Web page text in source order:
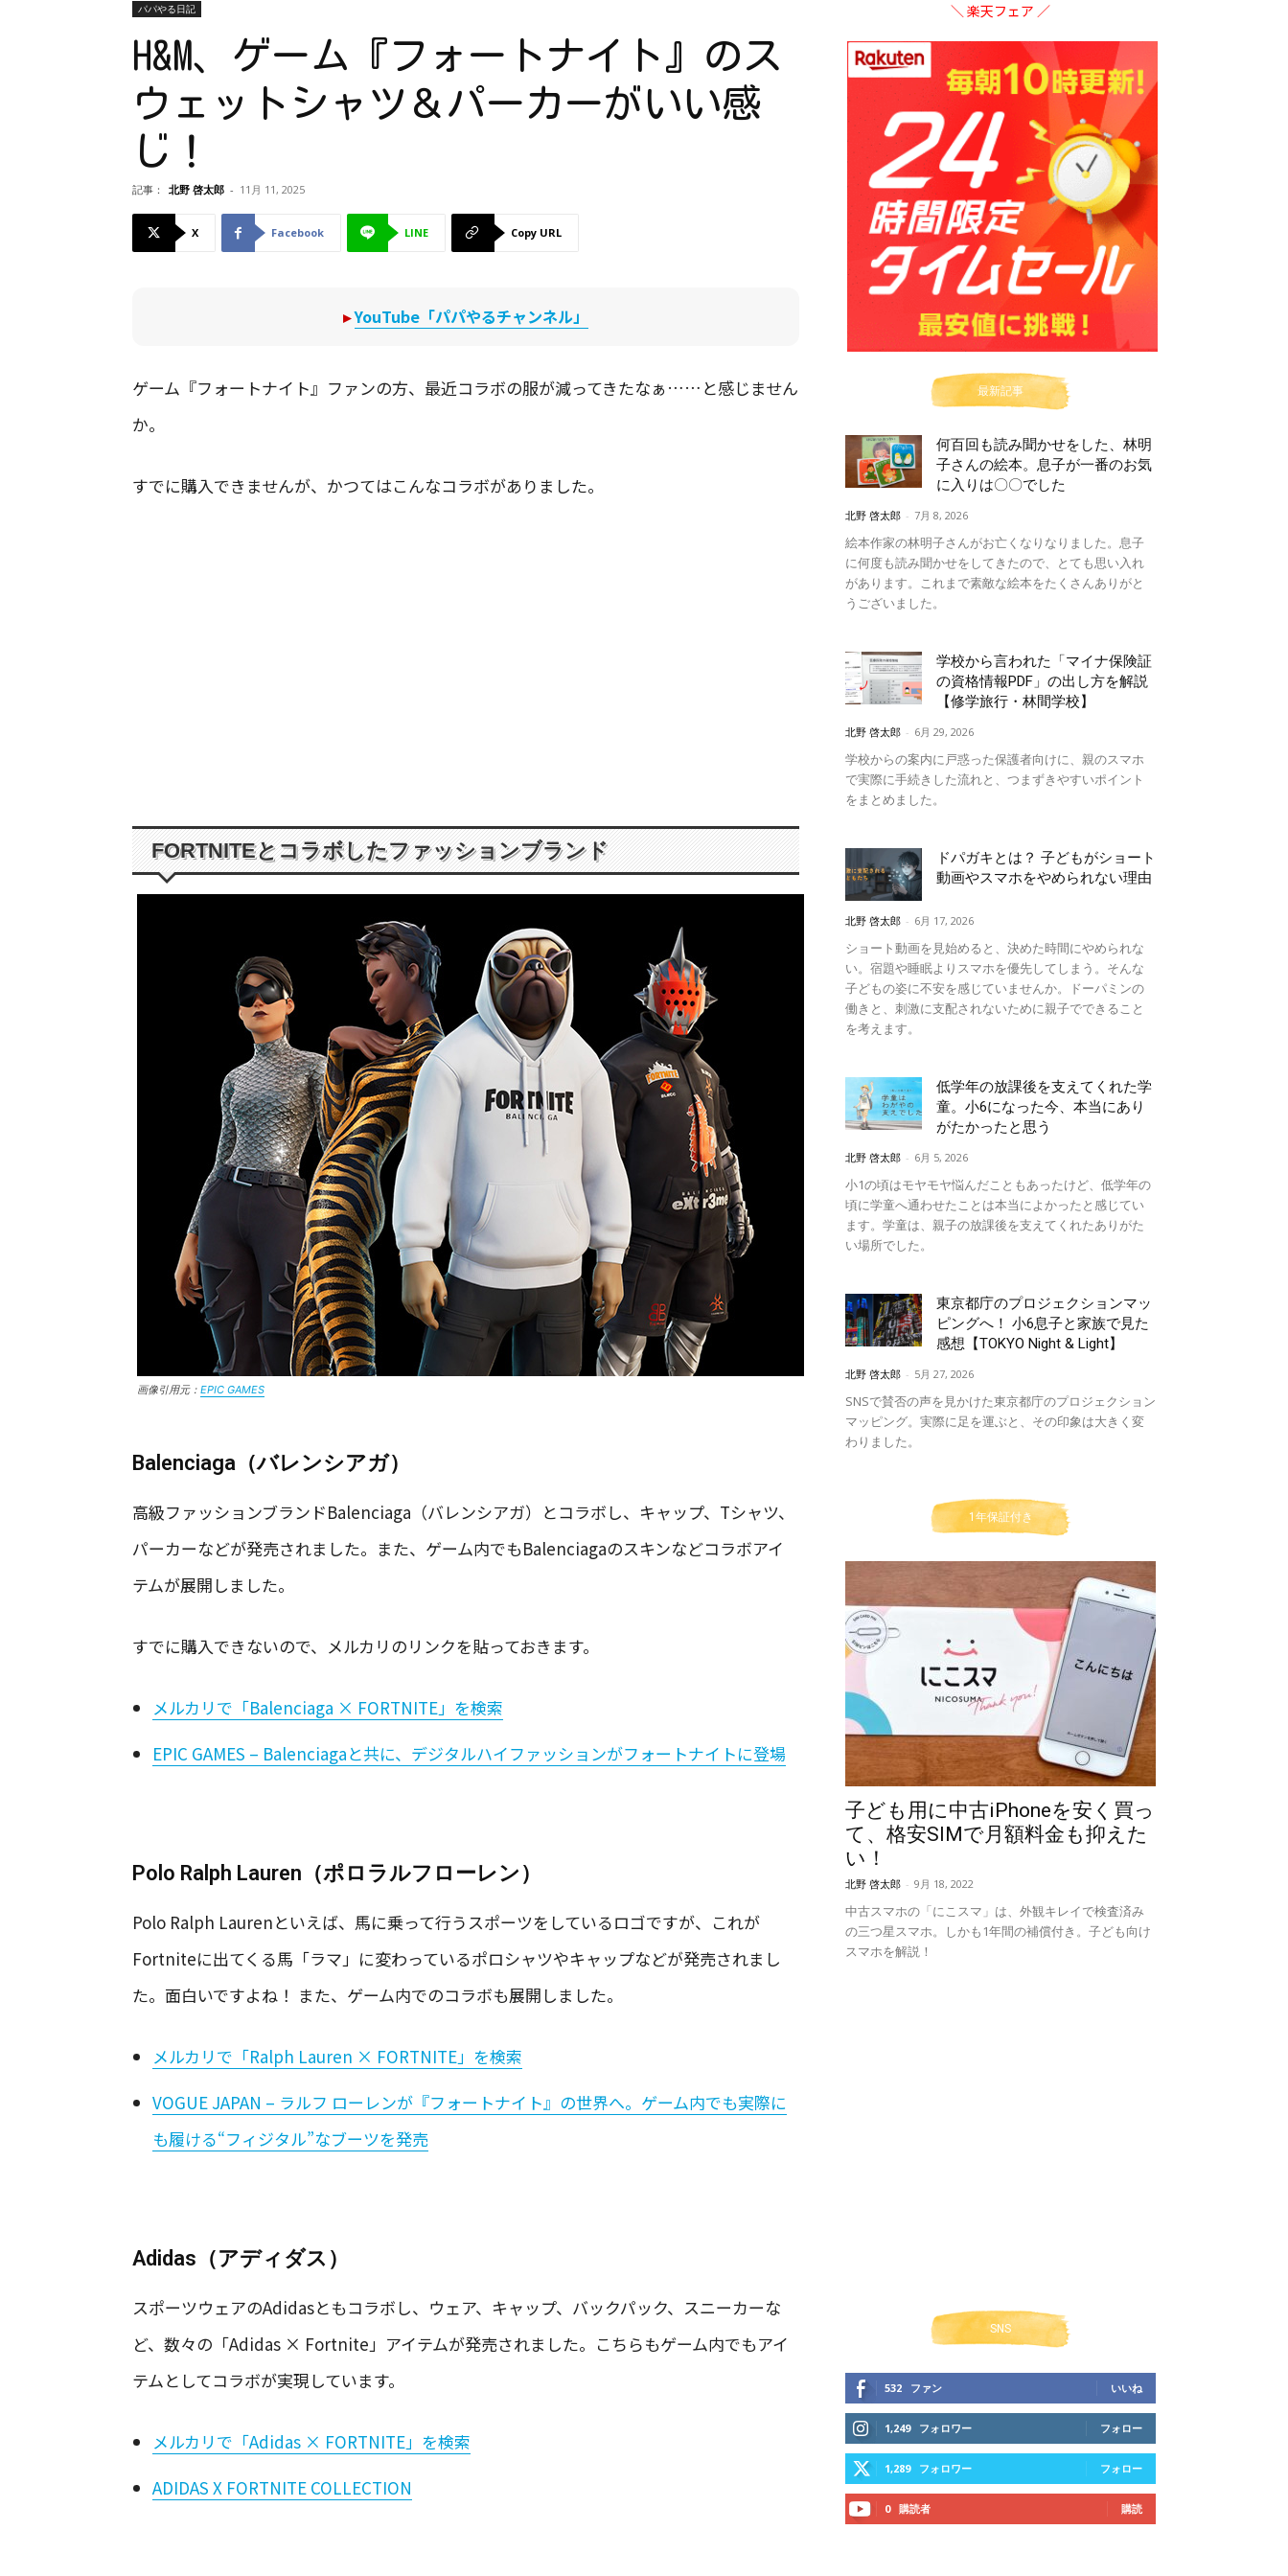
パパやる日記
H&M、ゲーム『フォートナイト』のス
ウェットシャツ＆パーカーがいい感
じ！
記事： 北野 啓太郎 - 11月 11, 2025
X Facebook LINE Copy URL
▸YouTube「パパやるチャンネル」
ゲーム『フォートナイト』ファンの方、最近コラボの服が減ってきたなぁ……と感じません
か。
すでに購入できませんが、かつてはこんなコラボがありました。
FORTNITEとコラボしたファッションブランド
画像引用元： EPIC GAMES
Balenciaga（バレンシアガ）
高級ファッションブランドBalenciaga（バレンシアガ）とコラボし、キャップ、Tシャツ、
パーカーなどが発売されました。また、ゲーム内でもBalenciagaのスキンなどコラボアイ
テムが展開しました。
すでに購入できないので、メルカリのリンクを貼っておきます。
メルカリで「Balenciaga × FORTNITE」を検索
EPIC GAMES – Balenciagaと共に、デジタルハイファッションがフォートナイトに登場
Polo Ralph Lauren（ポロラルフローレン）
Polo Ralph Laurenといえば、馬に乗って行うスポーツをしているロゴですが、これが
Fortniteに出てくる馬「ラマ」に変わっているポロシャツやキャップなどが発売されまし
た。面白いですよね！ また、ゲーム内でのコラボも展開しました。
メルカリで「Ralph Lauren × FORTNITE」を検索
VOGUE JAPAN – ラルフ ローレンが『フォートナイト』の世界へ。ゲーム内でも実際に
も履ける“フィジタル”なブーツを発売
Adidas（アディダス）
スポーツウェアのAdidasともコラボし、ウェア、キャップ、バックパック、スニーカーな
ど、数々の「Adidas × Fortnite」アイテムが発売されました。こちらもゲーム内でもアイ
テムとしてコラボが実現しています。
メルカリで「Adidas × FORTNITE」を検索
ADIDAS X FORTNITE COLLECTION
＼ 楽天フェア ／
最新記事
何百回も読み聞かせをした、林明
子さんの絵本。息子が一番のお気
に入りは〇〇でした
北野 啓太郎 - 7月 8, 2026
絵本作家の林明子さんがお亡くなりなりました。息子
に何度も読み聞かせをしてきたので、とても思い入れ
があります。これまで素敵な絵本をたくさんありがと
うございました。
学校から言われた「マイナ保険証
の資格情報PDF」の出し方を解説
【修学旅行・林間学校】
北野 啓太郎 - 6月 29, 2026
学校からの案内に戸惑った保護者向けに、親のスマホ
で実際に手続きした流れと、つまずきやすいポイント
をまとめました。
ドパガキとは？ 子どもがショート
動画やスマホをやめられない理由
北野 啓太郎 - 6月 17, 2026
ショート動画を見始めると、決めた時間にやめられな
い。宿題や睡眠よりスマホを優先してしまう。そんな
子どもの姿に不安を感じていませんか。ドーパミンの
働きと、刺激に支配されないために親子でできること
を考えます。
低学年の放課後を支えてくれた学
童。小6になった今、本当にあり
がたかったと思う
北野 啓太郎 - 6月 5, 2026
小1の頃はモヤモヤ悩んだこともあったけど、低学年の
頃に学童へ通わせたことは本当によかったと感じてい
ます。学童は、親子の放課後を支えてくれたありがた
い場所でした。
東京都庁のプロジェクションマッ
ピングへ！ 小6息子と家族で見た
感想【TOKYO Night & Light】
北野 啓太郎 - 5月 27, 2026
SNSで賛否の声を見かけた東京都庁のプロジェクション
マッピング。実際に足を運ぶと、その印象は大きく変
わりました。
1年保証付き
子ども用に中古iPhoneを安く買っ
て、格安SIMで月額料金も抑えた
い！
北野 啓太郎 - 9月 18, 2022
中古スマホの「にこスマ」は、外観キレイで検査済み
の三つ星スマホ。しかも1年間の補償付き。子ども向け
スマホを解説！
SNS
532 ファン いいね
1,249 フォロワー フォロー
1,289 フォロワー フォロー
0 購読者 購読